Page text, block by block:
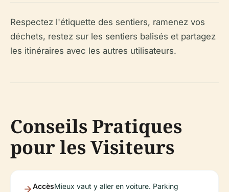
Respectez l'étiquette des sentiers, ramenez vos
déchets, restez sur les sentiers balisés et partagez
les itinéraires avec les autres utilisateurs.
Conseils Pratiques
pour les Visiteurs
AccèsMieux vaut y aller en voiture. Parking